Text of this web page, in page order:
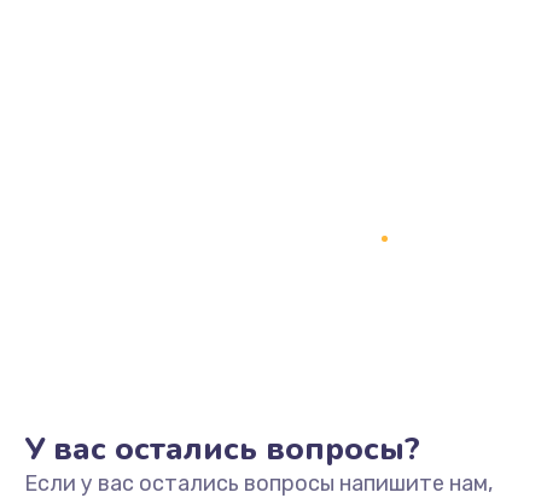
У вас остались вопросы?
Если у вас остались вопросы напишите нам,